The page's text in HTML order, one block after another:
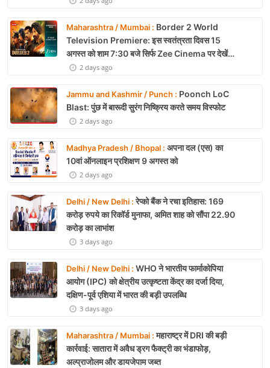
Maharashtra / Mumbai : Border 2 World
Television Premiere: इस स्वतंत्रता दिवस 15
अगस्त को शाम 7:30 बजे सिर्फ Zee Cinema पर देखें
बॉर्डर 22 days ago
Jammu and Kashmir / Punch : Poonch LoC
Blast: पुंछ में बारूदी सुरंग निष्क्रिय करते समय विस्फोट
2 days ago
Madhya Pradesh / Bhopal : अपना दल (एस) का
10वां ऑनलाइन प्रशिक्षण 9 अगस्त को
2 days ago
Delhi / New Delhi :रेप्को बैंक ने रचा इतिहास: 169
करोड़ रुपये का रिकॉर्ड मुनाफा, अमित शाह को सौंपा 22.90
करोड़ का लाभांश
3 days ago
Delhi / New Delhi : WHO ने भारतीय फार्माकोपिया
आयोग (IPC) को क्षेत्रीय उत्कृष्टता केंद्र का दर्जा दिया,
दक्षिण-पूर्व एशिया में भारत की बड़ी उपलब्धि
3 days ago
Maharashtra / Mumbai :महाराष्ट्र में DRI की बड़ी
कार्रवाई: सातारा में अवैध ड्रग फैक्ट्री का भंडाफोड़,
अल्प्राजोलम और डायजेपाम जब्त